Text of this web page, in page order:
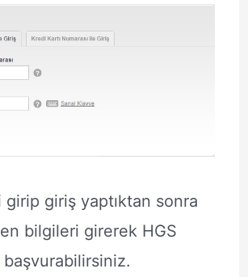
giriş yaptıktan sonra
bilgileri girerek HGS